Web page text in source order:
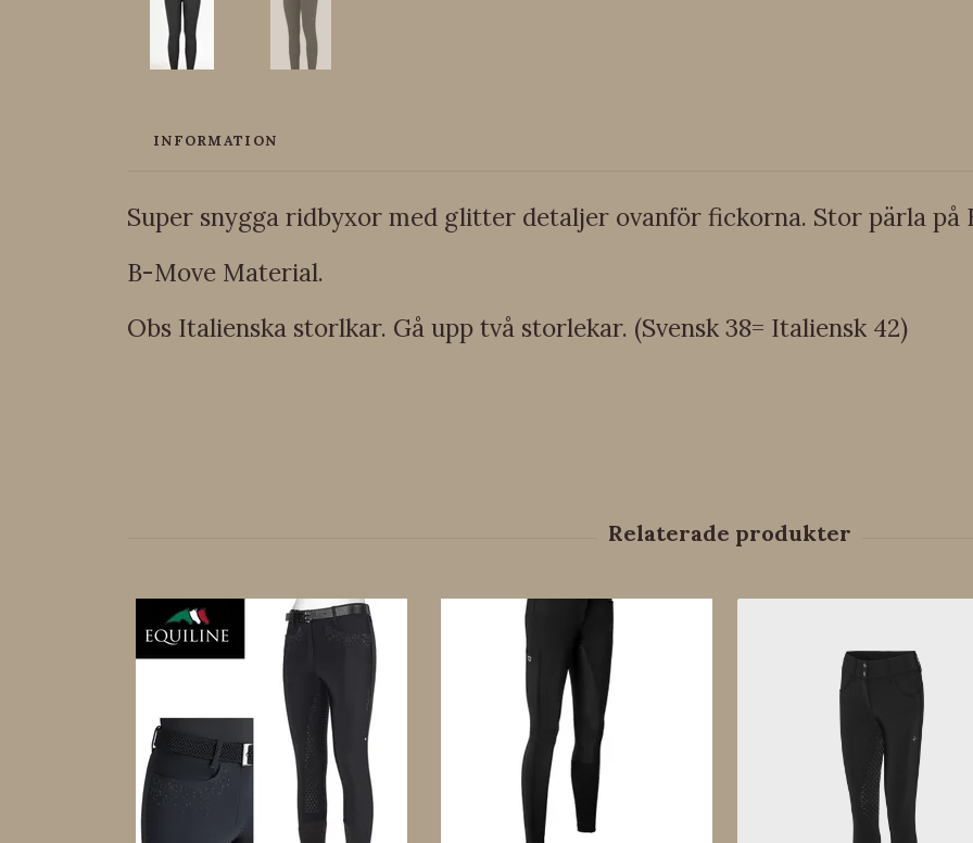
INFORMATION
Super snygga ridbyxor med glitter detaljer ovanför fickorna. Stor pärla på
B-Move Material.
Obs Italienska storlkar. Gå upp två storlekar. (Svensk 38= Italiensk 42)